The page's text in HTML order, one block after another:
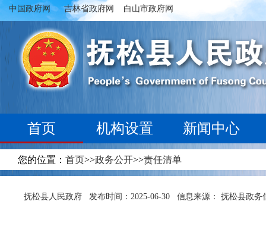
中国政府网 吉林省政府网 白山市政府网
首页 机构设置 新闻中心
您的位置： 首页>>政务公开>>责任清单
抚松县人民政府 发布时间：2025-06-30 信息来源： 抚松县政务